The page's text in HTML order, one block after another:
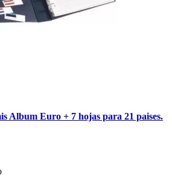
Album Euro + 7 hojas para 21 paises.